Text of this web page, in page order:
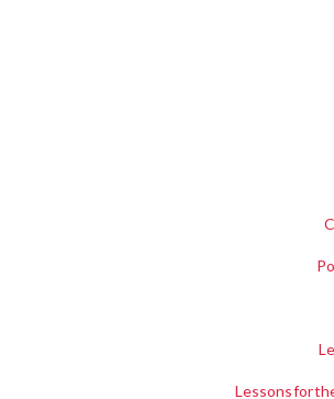
Lessons for